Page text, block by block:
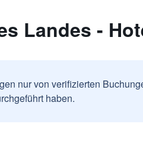
Landes -
nur von verifizierten
haben.